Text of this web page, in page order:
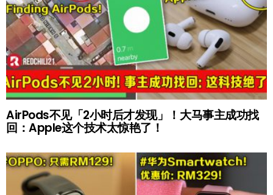
AirPods不见「2小时后才发现」！大马事主成功找
回：Apple这个技术太惊艳了！